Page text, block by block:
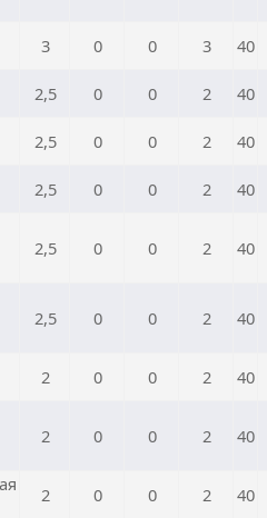
3 0 0 3 40
2,5 0 0 2 40
2,5 0 0 2 40
2,5 0 0 2 40
2,5 0 0 2 40
2,5 0 0 2 40
2 0 0 2 40
2 0 0 2 40
2 0 0 2 40